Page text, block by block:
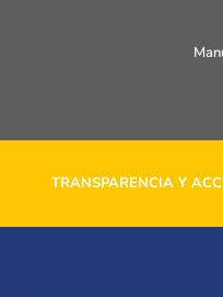
TRANSPARENCIA Y